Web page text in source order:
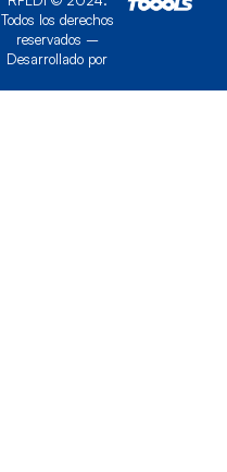
Todos los derechos
reservados –
Desarrollado por